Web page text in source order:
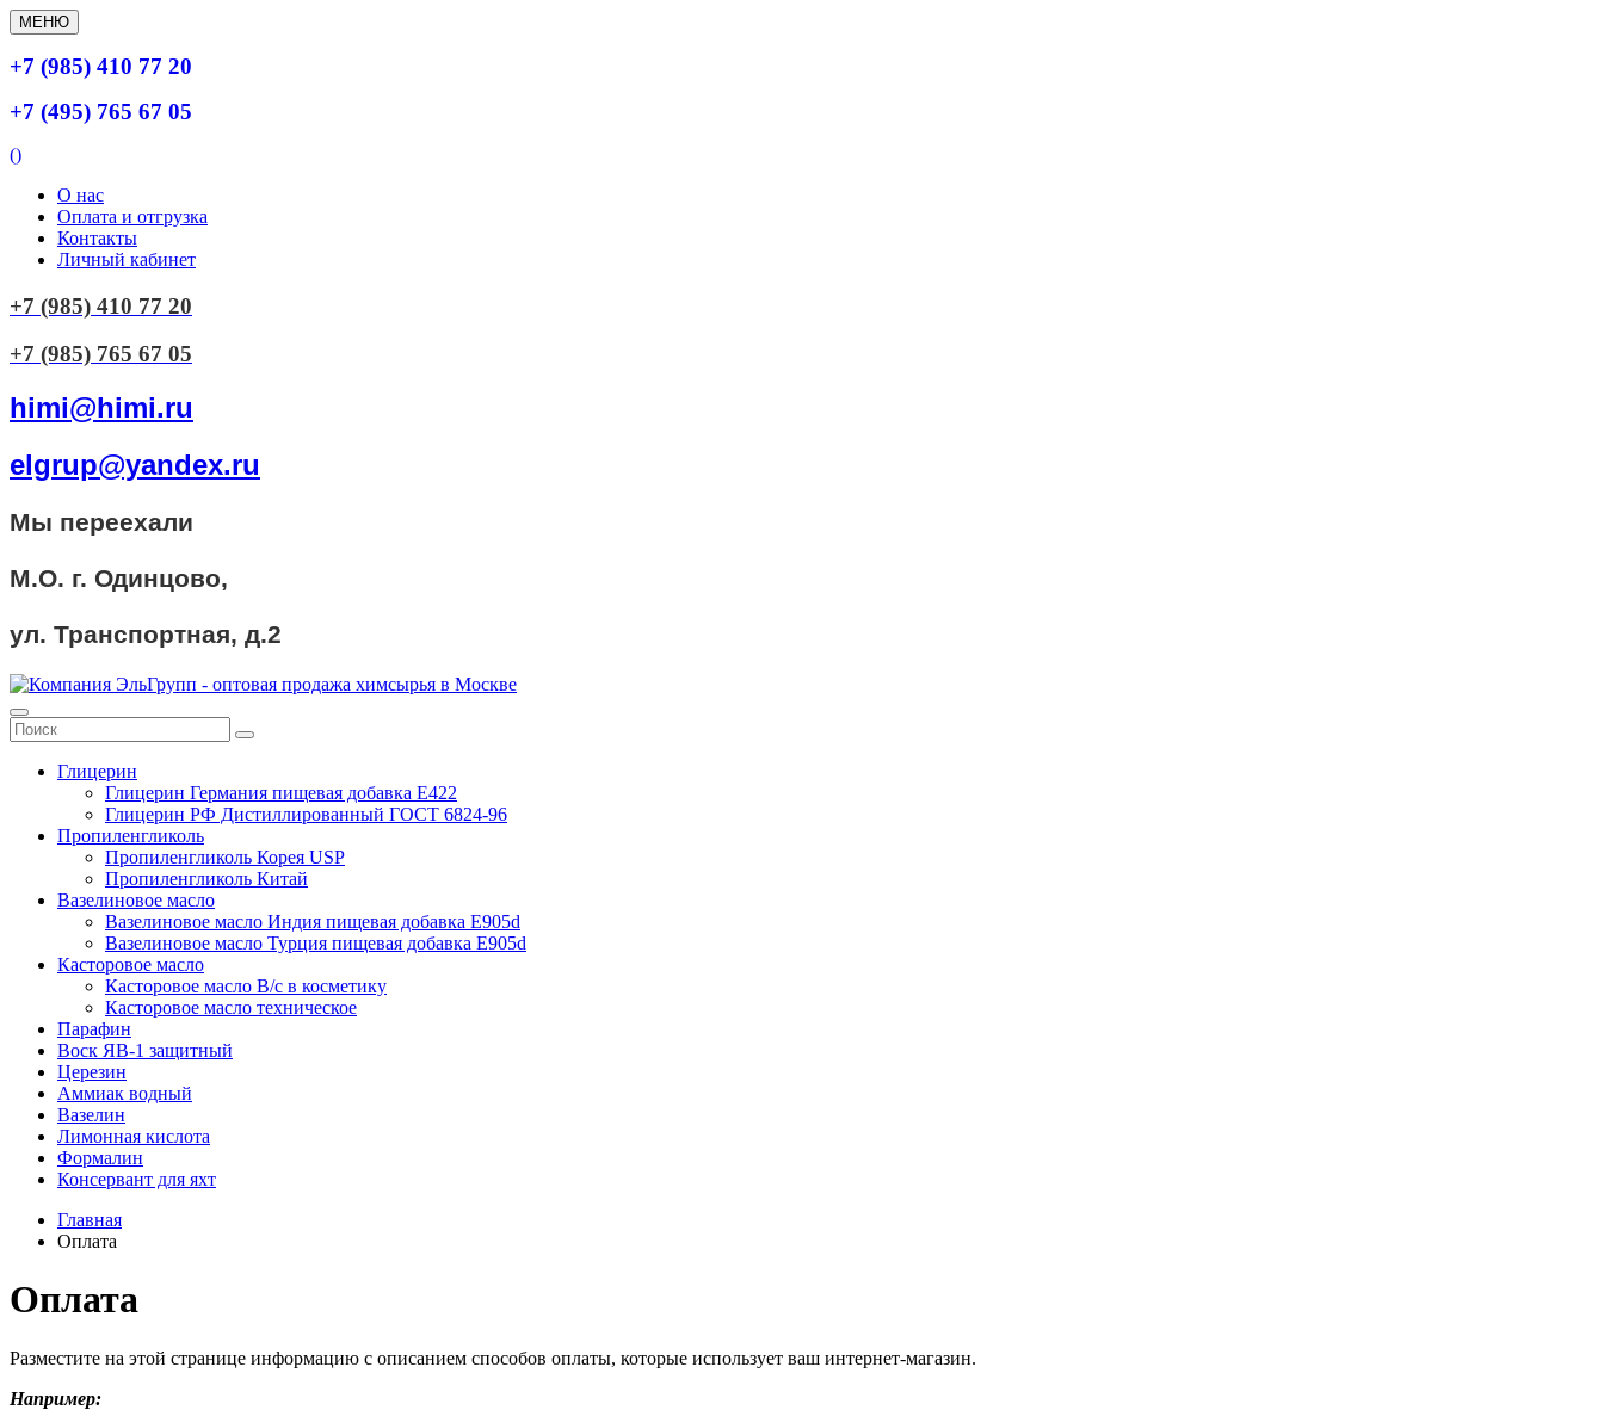
МЕНЮ
+7 (985) 410 77 20
+7 (495) 765 67 05
()
О нас
Оплата и отгрузка
Контакты
Личный кабинет
+7 (985) 410 77 20
+7 (985) 765 67 05
himi@himi.ru
elgrup@yandex.ru
Мы переехали
М.О. г. Одинцово,
ул. Транспортная, д.2
Глицерин
Глицерин Германия пищевая добавка Е422
Глицерин РФ Дистиллированный ГОСТ 6824-96
Пропиленгликоль
Пропиленгликоль Корея USP
Пропиленгликоль Китай
Вазелиновое масло
Вазелиновое масло Индия пищевая добавка Е905d
Вазелиновое масло Турция пищевая добавка Е905d
Касторовое масло
Касторовое масло В/с в косметику
Касторовое масло техническое
Парафин
Воск ЯВ-1 защитный
Церезин
Аммиак водный
Вазелин
Лимонная кислота
Формалин
Консервант для яхт
Главная
Оплата
Оплата
Разместите на этой странице информацию с описанием способов оплаты, которые использует ваш интернет-магазин.
Например: